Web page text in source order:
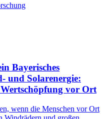
Bayerisches
und Solarenergie:
vor Ort
wenn die Menschen vor Ort